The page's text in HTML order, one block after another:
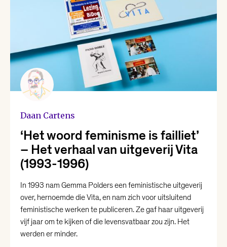
Bregje Hofstede
Christiaan Weijts
Dean Bowen
Ellen Deckwitz
Emma van Hooff
Femke Brockhus
Hanna Bervoets
Daan Cartens
‘Het woord feminisme is failliet’
– Het verhaal van uitgeverij Vita
(1993-1996)
In 1993 nam Gemma Polders een feministische uitgeverij
over, hernoemde die Vita, en nam zich voor uitsluitend
feministische werken te publiceren. Ze gaf haar uitgeverij
vijf jaar om te kijken of die levensvatbaar zou zijn. Het
werden er minder.